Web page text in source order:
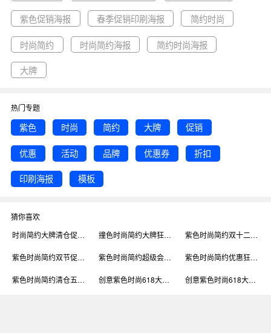
紫色促销海报 春季促销印刷海报 简约时尚
时尚简约 时尚简约海报 简约时尚海报
大牌
热门专题
紫色 时尚 简约 大牌 促销
优惠 活动 品牌 优惠券 折扣
印刷海报 模板
猜你喜欢
时尚简约大牌清仓促销印刷海报模板
撞色时尚简约大牌狂欢趴印刷海报模板 紫色时尚简约双十二促销印刷海报模板
紫色时尚简约双节促销活动印刷海报模板 紫色时尚简约超级会员日促销印刷海报模板 紫色时尚简约优惠狂欢促销印刷海报模板
紫色时尚简约清仓五折促销印刷海报模板 创意紫色时尚618大牌驾到618促销海报 创意紫色时尚618大牌驾到618促销海报